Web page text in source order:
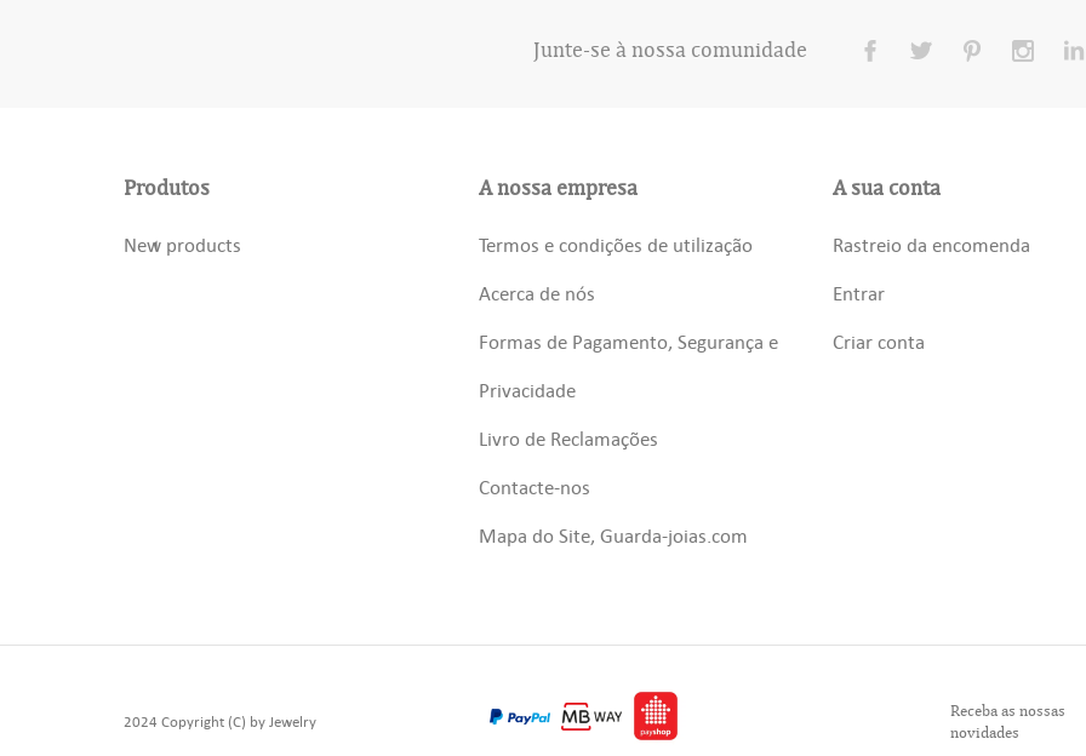
Junte-se à nossa comunidade
Produtos
New products
A nossa empresa
Termos e condições de utilização
Acerca de nós
Formas de Pagamento, Segurança e
Privacidade
Livro de Reclamações
Contacte-nos
Mapa do Site, Guarda-joias.com
A sua conta
Rastreio da encomenda
Entrar
Criar conta
2024 Copyright (C) by Jewelry
Receba as nossas
novidades